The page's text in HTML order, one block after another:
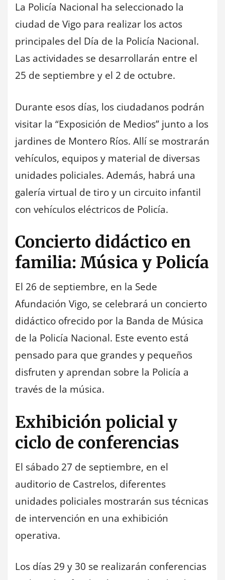
La Policía Nacional ha seleccionado la
ciudad de Vigo para realizar los actos
principales del Día de la Policía Nacional.
Las actividades se desarrollarán entre el
25 de septiembre y el 2 de octubre.
Durante esos días, los ciudadanos podrán
visitar la “Exposición de Medios” junto a los
jardines de Montero Ríos. Allí se mostrarán
vehículos, equipos y material de diversas
unidades policiales. Además, habrá una
galería virtual de tiro y un circuito infantil
con vehículos eléctricos de Policía.
Concierto didáctico en
familia: Música y Policía
El 26 de septiembre, en la Sede
Afundación Vigo, se celebrará un concierto
didáctico ofrecido por la Banda de Música
de la Policía Nacional. Este evento está
pensado para que grandes y pequeños
disfruten y aprendan sobre la Policía a
través de la música.
Exhibición policial y
ciclo de conferencias
El sábado 27 de septiembre, en el
auditorio de Castrelos, diferentes
unidades policiales mostrarán sus técnicas
de intervención en una exhibición
operativa.
Los días 29 y 30 se realizarán conferencias